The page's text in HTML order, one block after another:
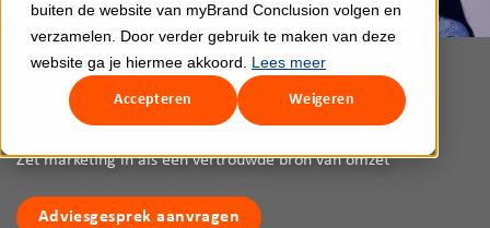
buiten de website van myBrand Conclusion volgen en
verzamelen. Door verder gebruik te maken van deze
website ga je hiermee akkoord. Lees meer
Accepteren Weigeren
SAP Marketing Cloud
Zet marketing in als een vertrouwde bron van omzet
Adviesgesprek aanvragen